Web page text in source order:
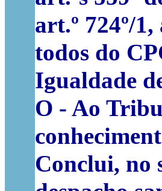
art.º 724º/
todos do
Igualdade
O - Ao
Conclui, no